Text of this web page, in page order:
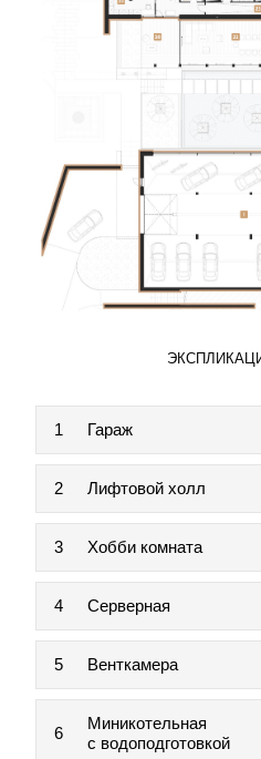
1 Гараж
2 Лифтовой холл
3 Хобби комната
4 Серверная
5 Венткамера
6
Миникотельная
с водоподготовкой